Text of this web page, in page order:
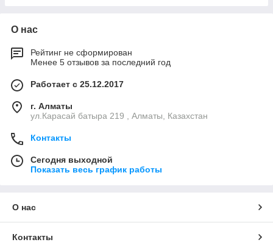
О нас
Рейтинг не сформирован
Менее 5 отзывов за последний год
Работает с 25.12.2017
г. Алматы
ул.Карасай батыра 219 , Алматы, Казахстан
Контакты
Сегодня выходной
Показать весь график работы
О нас
Контакты